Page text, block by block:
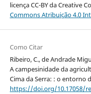
licença CC-BY da Creative
Commons Atribuição 4.0
Como Citar
Ribeiro, C., de Andrade
A campesinidade da
Cima da Serra: : o entorno
https://doi.org/10.17058/